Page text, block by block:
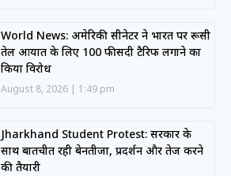
World News: अमेरिकी सीनेटर ने भारत पर रूसी
तेल आयात के लिए 100 फीसदी टैरिफ लगाने का
किया विरोध
August 8, 2026 1:49 pm
Jharkhand Student Protest: सरकार के
साथ बातचीत रही बेनतीजा, प्रदर्शन और तेज करने
की तैयारी